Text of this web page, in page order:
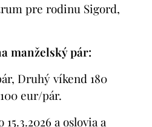
pre rodinu Sigord,
manželský pár:
Druhý víkend 180
eur/pár.
a oslovia a